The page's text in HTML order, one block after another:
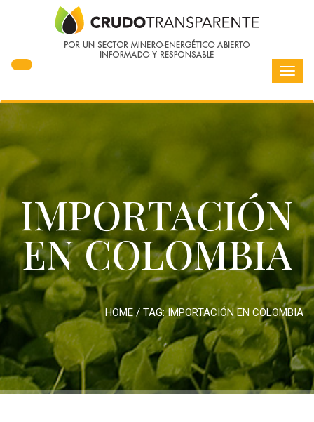
IMPORTACIÓN
EN COLOMBIA
HOME/ TAG:IMPORTACIÓN EN COLOMBIA